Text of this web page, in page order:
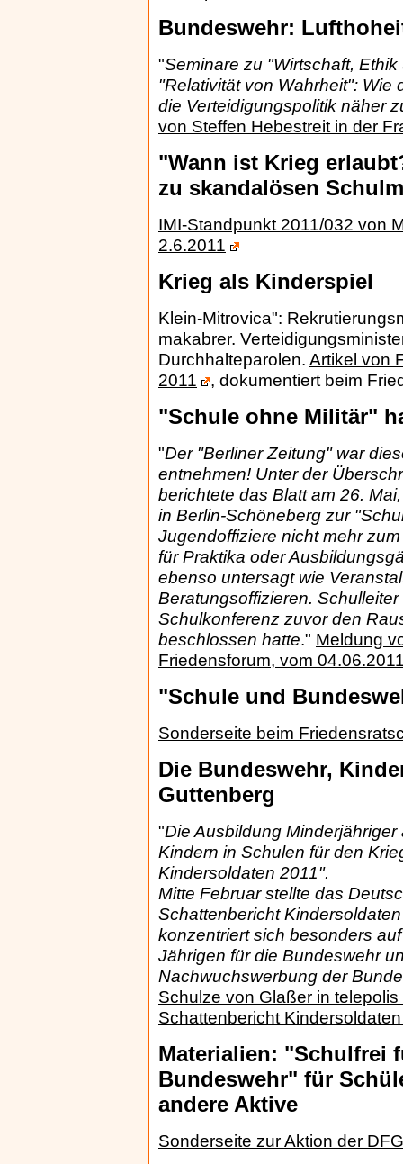
Bundeswehr:
"Seminare zu "Wirtschaft,
"Relativität von Wahrheit":
die Verteidigungspolitik näher
von Steffen Hebestreit in der
"Wann ist Krieg
zu skandalösen
IMI-Standpunkt 2011/032 von
2.6.2011
Krieg als Kinderspiel
Klein-Mitrovica":
makabrer.
Durchhalteparolen. Artikel von
2011
, dokumentiert beim
"Schule ohne Militär"
"Der "Berliner Zeitung" war
entnehmen! Unter der
berichtete das Blatt am 26.
in Berlin-Schöneberg zur
Jugendoffiziere nicht mehr
für Praktika oder
ebenso untersagt wie
Beratungsoffizieren.
Schulkonferenz zuvor den
beschlossen hatte." Meldung
Friedensforum, vom
"Schule und
Sonderseite beim
Die Bundeswehr,
Guttenberg
"Die Ausbildung
Kindern in Schulen für den
Kindersoldaten 2011".
Mitte Februar stellte das
Schattenbericht
konzentriert sich besonders
Jährigen für die Bundeswehr
Nachwuchswerbung der
Schulze von Glaßer in
Schattenbericht
Materialien: "Schulfrei
Bundeswehr" für
andere Aktive
Sonderseite zur Aktion der